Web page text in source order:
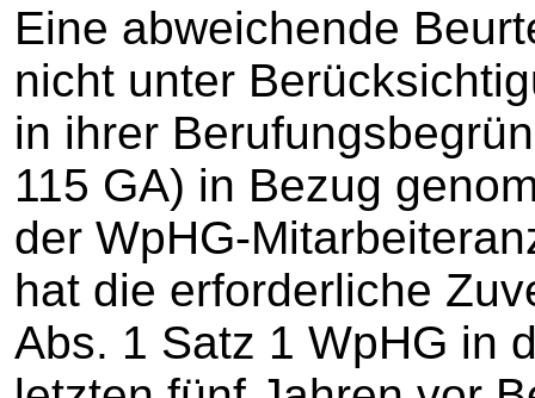
Eine abweichende
nicht unter
in ihrer
115 GA) in Bezug
der WpHG-
hat die erforderliche
Abs. 1 Satz 1 WpHG in